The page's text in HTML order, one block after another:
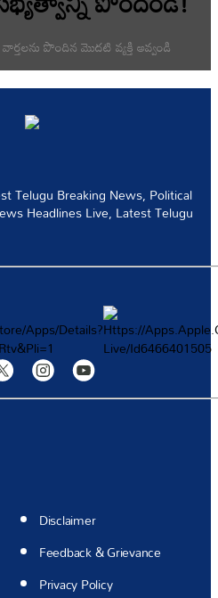
పొందండి!
పొందిన మొదటి వ్యక్తి అవ్వండి
పొందిన మొదటి వ్యక్తి అవ్వండి
Telugu Breaking News, Political
Headlines Live, Latest Telugu
Disclaimer
Feedback & Grievance
Privacy Policy